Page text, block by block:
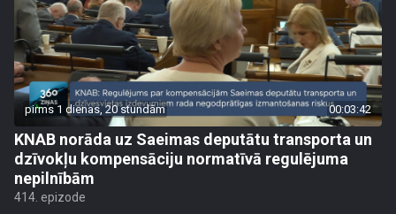
pirms 1 dienas, 20 stundām 00:03:42
KNAB norāda uz Saeimas deputātu transporta un
dzīvokļu kompensāciju normatīvā regulējuma
nepilnībām
414. epizode